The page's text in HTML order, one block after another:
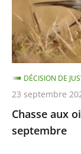
référé
du
22
septembre
Chasse aux
septembre
DÉCISION DE
23 septembre